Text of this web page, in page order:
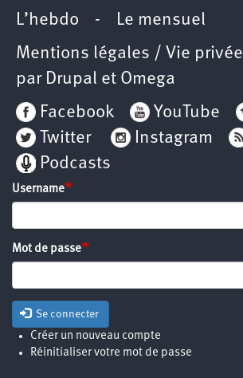
L’hebdo - Le mensuel
Mentions légales / Vie privée
par Drupal et Omega
Facebook
YouTube
Twitter
Instagram
Podcasts
Username
Mot de passe
Se connecter
Créer un nouveau compte
Réinitialiser votre mot de passe